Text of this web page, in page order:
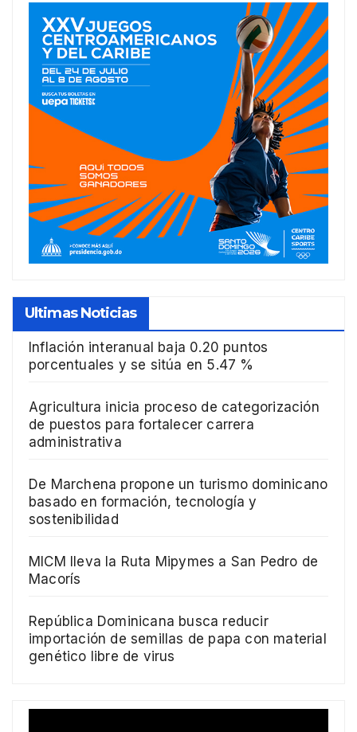
Ultimas Noticias
Inflación interanual baja 0.20 puntos
porcentuales y se sitúa en 5.47 %
Agricultura inicia proceso de categorización
de puestos para fortalecer carrera
administrativa
De Marchena propone un turismo dominicano
basado en formación, tecnología y
sostenibilidad
MICM lleva la Ruta Mipymes a San Pedro de
Macorís
República Dominicana busca reducir
importación de semillas de papa con material
genético libre de virus